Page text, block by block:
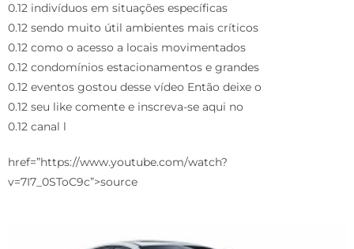
0.12 indivíduos em situações específicas
0.12 sendo muito útil ambientes mais críticos
0.12 como o acesso a locais movimentados
0.12 condomínios estacionamentos e grandes
0.12 eventos gostou desse vídeo Então deixe o
0.12 seu like comente e inscreva-se aqui no
0.12 canal l
href=”https://www.youtube.com/watch?
v=7I7_0SToC9c”>source